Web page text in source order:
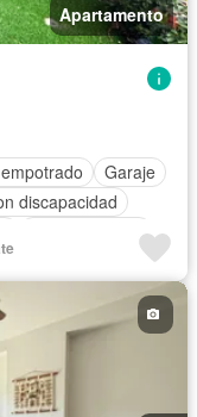
Apartamento
Garaje
discapacidad
Cocina integral